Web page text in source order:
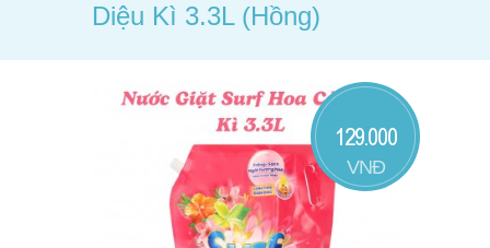
Diệu Kì 3.3L (Hồng)
129.000
VNĐ